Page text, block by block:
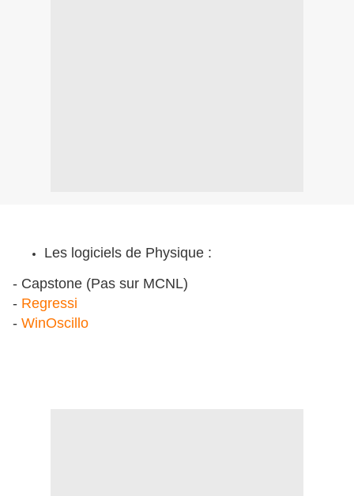
Les logiciels de Physique :
- Capstone (Pas sur MCNL)
- Regressi
- WinOscillo